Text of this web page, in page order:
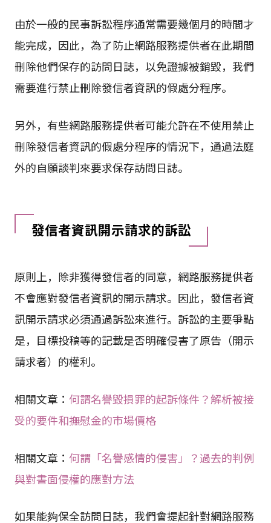
由於一般的民事訴訟程序通常需要幾個月的時間才
能完成，因此，為了防止網路服務提供者在此期間
刪除他們保存的訪問日誌，以免證據被銷毀，我們
需要進行禁止刪除發信者資訊的假處分程序。
另外，有些網路服務提供者可能允許在不使用禁止
刪除發信者資訊的假處分程序的情況下，通過法庭
外的自願談判來要求保存訪問日誌。
發信者資訊開示請求的訴訟
原則上，除非獲得發信者的同意，網路服務提供者
不會應對發信者資訊的開示請求。因此，發信者資
訊開示請求必須通過訴訟來進行。訴訟的主要爭點
是，目標投稿等的記載是否明確侵害了原告（開示
請求者）的權利。
相關文章： 何謂名譽毀損罪的起訴條件？解析被接
受的要件和撫慰金的市場價格
相關文章： 何謂「名譽感情的侵害」？過去的判例
與對書面侵權的應對方法
如果能夠保全訪問日誌，我們會提起針對網路服務